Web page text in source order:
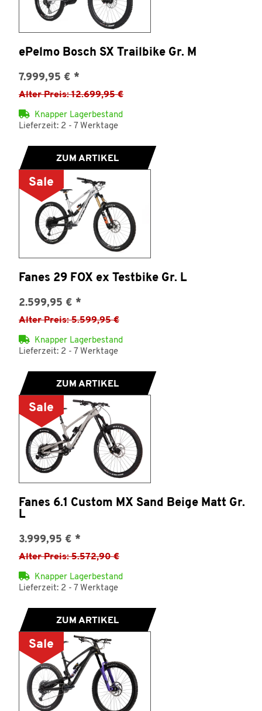
ePelmo Bosch SX Trailbike Gr. M
7.999,95 € *
Alter Preis: 12.699,95 €
Knapper Lagerbestand
Lieferzeit: 2 - 7 Werktage
ZUM ARTIKEL
Sale
Fanes 29 FOX ex Testbike Gr. L
2.599,95 € *
Alter Preis: 5.599,95 €
Knapper Lagerbestand
Lieferzeit: 2 - 7 Werktage
ZUM ARTIKEL
Sale
Fanes 6.1 Custom MX Sand Beige Matt Gr.
L
3.999,95 € *
Alter Preis: 5.572,90 €
Knapper Lagerbestand
Lieferzeit: 2 - 7 Werktage
ZUM ARTIKEL
Sale